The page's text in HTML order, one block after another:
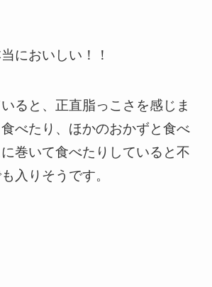
においしい！！
ると、正直脂っこさを感じま
べたり、ほかのおかずと食べ
巻いて食べたりしていると不
入りそうです。